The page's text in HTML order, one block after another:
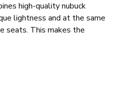
high-quality nubuck
lightness and at the same
seats. This makes the